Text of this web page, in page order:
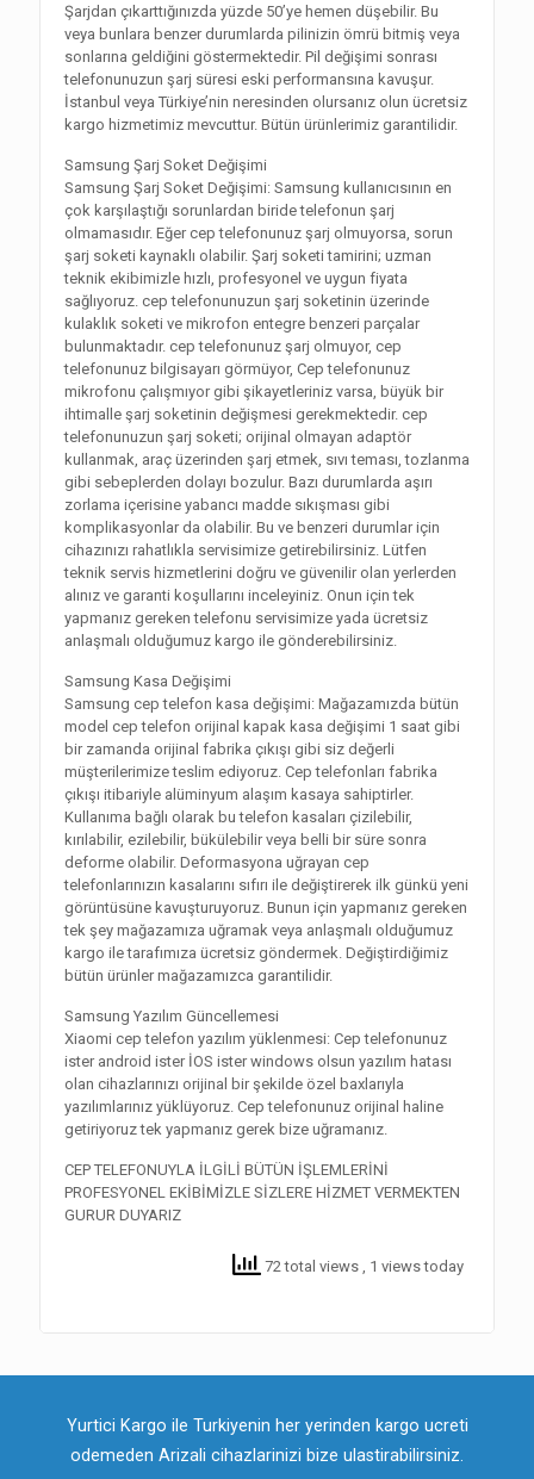
Şarjdan çıkarttığınızda yüzde 50’ye hemen düşebilir. Bu
veya bunlara benzer durumlarda pilinizin ömrü bitmiş veya
sonlarına geldiğini göstermektedir. Pil değişimi sonrası
telefonunuzun şarj süresi eski performansına kavuşur.
İstanbul veya Türkiye’nin neresinden olursanız olun ücretsiz
kargo hizmetimiz mevcuttur. Bütün ürünlerimiz garantilidir.
Samsung Şarj Soket Değişimi
Samsung Şarj Soket Değişimi: Samsung kullanıcısının en
çok karşılaştığı sorunlardan biride telefonun şarj
olmamasıdır. Eğer cep telefonunuz şarj olmuyorsa, sorun
şarj soketi kaynaklı olabilir. Şarj soketi tamirini; uzman
teknik ekibimizle hızlı, profesyonel ve uygun fiyata
sağlıyoruz. cep telefonunuzun şarj soketinin üzerinde
kulaklık soketi ve mikrofon entegre benzeri parçalar
bulunmaktadır. cep telefonunuz şarj olmuyor, cep
telefonunuz bilgisayarı görmüyor, Cep telefonunuz
mikrofonu çalışmıyor gibi şikayetleriniz varsa, büyük bir
ihtimalle şarj soketinin değişmesi gerekmektedir. cep
telefonunuzun şarj soketi; orijinal olmayan adaptör
kullanmak, araç üzerinden şarj etmek, sıvı teması, tozlanma
gibi sebeplerden dolayı bozulur. Bazı durumlarda aşırı
zorlama içerisine yabancı madde sıkışması gibi
komplikasyonlar da olabilir. Bu ve benzeri durumlar için
cihazınızı rahatlıkla servisimize getirebilirsiniz. Lütfen
teknik servis hizmetlerini doğru ve güvenilir olan yerlerden
alınız ve garanti koşullarını inceleyiniz. Onun için tek
yapmanız gereken telefonu servisimize yada ücretsiz
anlaşmalı olduğumuz kargo ile gönderebilirsiniz.
Samsung Kasa Değişimi
Samsung cep telefon kasa değişimi: Mağazamızda bütün
model cep telefon orijinal kapak kasa değişimi 1 saat gibi
bir zamanda orijinal fabrika çıkışı gibi siz değerli
müşterilerimize teslim ediyoruz. Cep telefonları fabrika
çıkışı itibariyle alüminyum alaşım kasaya sahiptirler.
Kullanıma bağlı olarak bu telefon kasaları çizilebilir,
kırılabilir, ezilebilir, bükülebilir veya belli bir süre sonra
deforme olabilir. Deformasyona uğrayan cep
telefonlarınızın kasalarını sıfırı ile değiştirerek ilk günkü yeni
görüntüsüne kavuşturuyoruz. Bunun için yapmanız gereken
tek şey mağazamıza uğramak veya anlaşmalı olduğumuz
kargo ile tarafımıza ücretsiz göndermek. Değiştirdiğimiz
bütün ürünler mağazamızca garantilidir.
Samsung Yazılım Güncellemesi
Xiaomi cep telefon yazılım yüklenmesi: Cep telefonunuz
ister android ister İOS ister windows olsun yazılım hatası
olan cihazlarınızı orijinal bir şekilde özel baxlarıyla
yazılımlarınız yüklüyoruz. Cep telefonunuz orijinal haline
getiriyoruz tek yapmanız gerek bize uğramanız.
CEP TELEFONUYLA İLGİLİ BÜTÜN İŞLEMLERİNİ
PROFESYONEL EKİBİMİZLE SİZLERE HİZMET VERMEKTEN
GURUR DUYARIZ
72 total views , 1 views today
Yurtici Kargo ile Turkiyenin her yerinden kargo ucreti
odemeden Arizali cihazlarinizi bize ulastirabilirsiniz.